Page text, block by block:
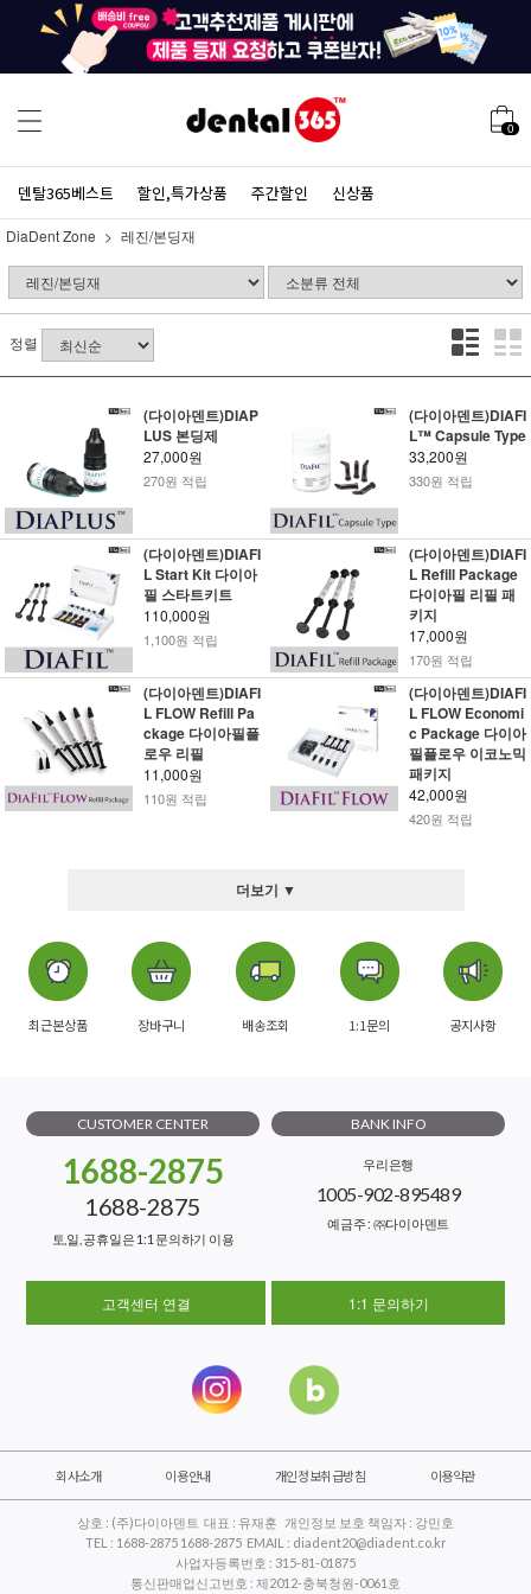
0
덴탈365베스트 할인,특가상품 주간할인 신상품
DiaDent Zone 레진/본딩재
정렬
(다이아덴트)DIAP
LUS 본딩제
27,000원
270원 적립
(다이아덴트)DIAFI
L™ Capsule Type
33,200원
330원 적립
(다이아덴트)DIAFI
L Start Kit 다이아
필 스타트키트
110,000원
1,100원 적립
(다이아덴트)DIAFI
L Refill Package
다이아필 리필 패
키지
17,000원
170원 적립
(다이아덴트)DIAFI
L FLOW Refill Pa
ckage 다이아필플
로우 리필
11,000원
110원 적립
(다이아덴트)DIAFI
L FLOW Economi
c Package 다이아
필플로우 이코노믹
패키지
42,000원
420원 적립
더보기 ▼
최근본상품 장바구니 배송조회 1:1문의 공지사항
CUSTOMER CENTER
1688-2875
1688-2875
토,일, 공휴일은 1:1 문의하기 이용
BANK INFO
우리은행
1005-902-895489
예금주 : ㈜다이아덴트
고객센터 연결 1:1 문의하기
회사소개 이용안내 개인정보취급방침 이용약관
상호 : (주)다이아덴트 대표 : 유재훈 개인정보 보호 책임자 : 강민호
TEL : 1688-2875 1688-2875 EMAIL : diadent20@diadent.co.kr
사업자등록번호 : 315-81-01875
통신판매업신고번호 : 제2012-충북청원-0061호